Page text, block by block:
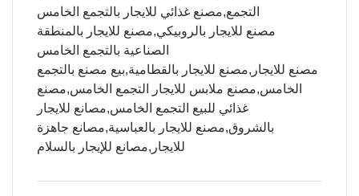
التجمع,مصنع غذائي للايجار بالتجمع الخامس
مصنع للايجار بالروبيكي,مصنع للايجار بالمنطقة
الصناعية بالتجمع الخامس
مصنع للايجار,مصنع للايجار بالقطامية,بيع مصنع بالتجمع
الخامس,مصنع ملابس للايجار التجمع الخامس,مصنع
غذائي للبيع التجمع الخامس,مصانع للايجار
بالشروق,مصنع للايجار بالعباسية,مصانع جاهزة
للايجار,مصانع للإيجار بالسلام